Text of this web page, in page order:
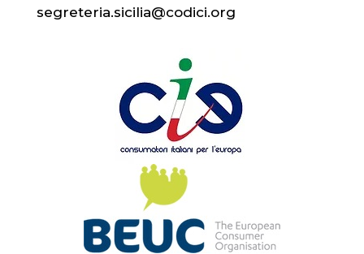
segreteria.sicilia@codici.org